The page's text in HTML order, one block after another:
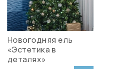
Новогодняя ель
«Эстетика в
деталях»